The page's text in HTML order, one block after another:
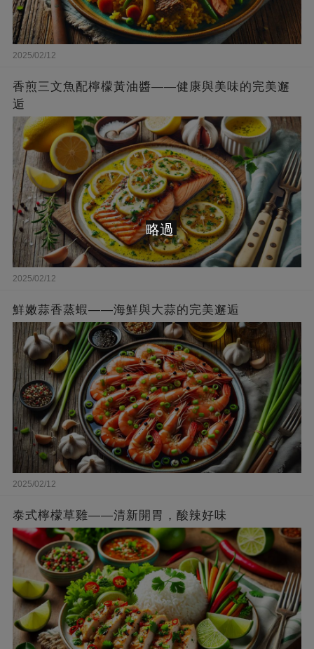
2025/02/12
香煎三文魚配檸檬黃油醬——健康與美味的完美邂
逅
2025/02/12
鮮嫩蒜香蒸蝦——海鮮與大蒜的完美邂逅
2025/02/12
泰式檸檬草雞——清新開胃，酸辣好味
略過